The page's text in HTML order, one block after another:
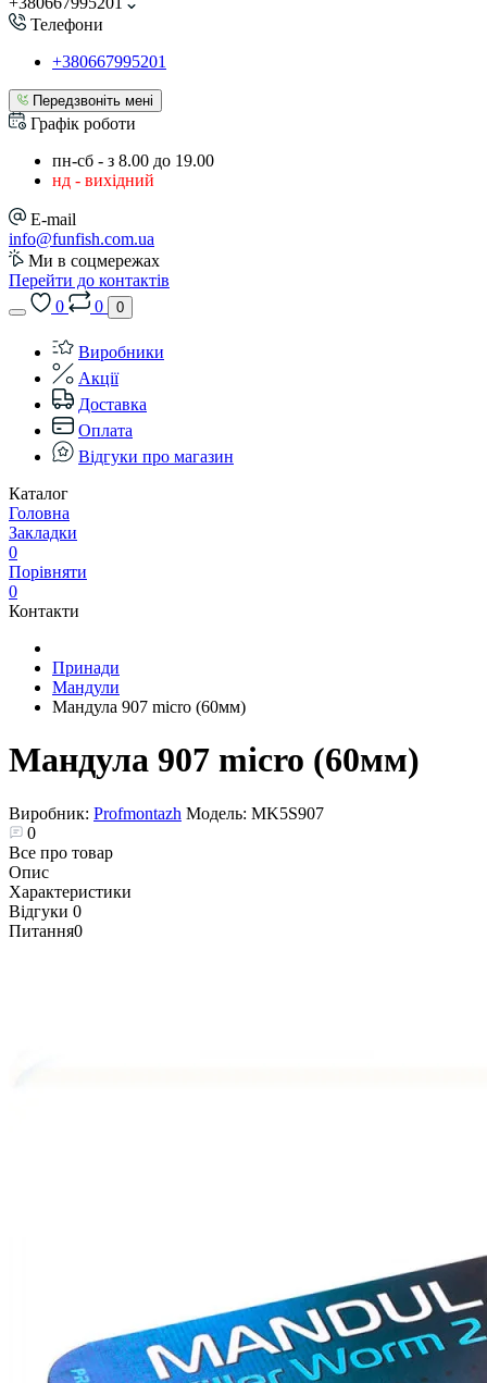
Телефони
+380667995201
Передзвоніть мені
Графік роботи
пн-сб - з 8.00 до 19.00
нд - вихідний
E-mail
info@funfish.com.ua
Ми в соцмережах
Перейти до контактів
0
0 0
Виробники
Акції
Доставка
Оплата
Відгуки про магазин
Каталог
Головна
Закладки
0
Порівняти
0
Контакти
Принади
Мандули
Мандула 907 micro (60мм)
Мандула 907 micro (60мм)
Виробник: Profmontazh Модель: MK5S907
0
Все про товар
Опис
Характеристики
Відгуки 0
Питання0